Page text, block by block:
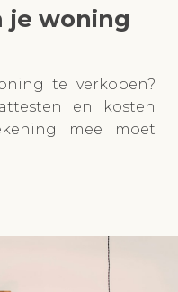
je woning
te verkopen?
en kosten
mee moet